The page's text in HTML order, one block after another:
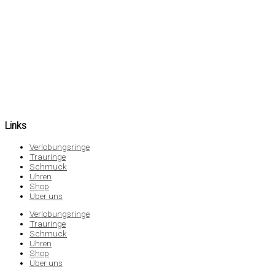
Links
Verlobungsringe
Trauringe
Schmuck
Uhren
Shop
Über uns
Verlobungsringe
Trauringe
Schmuck
Uhren
Shop
Über uns